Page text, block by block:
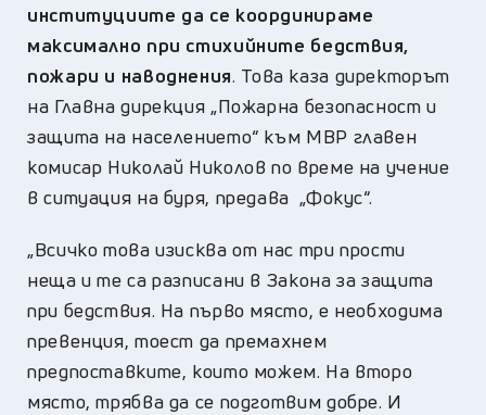
институциите да се координираме
максимално при стихийните бедствия,
пожари и наводнения. Това каза директорът
на Главна дирекция „Пожарна безопасност и
защита на населението“ към МВР главен
комисар Николай Николов по време на учение
в ситуация на буря, предава „Фокус“.
„Всичко това изисква от нас три прости
неща и те са разписани в Закона за защита
при бедствия. На първо място, е необходима
превенция, тоест да премахнем
предпоставките, които можем. На второ
място, трябва да се подготвим добре. И